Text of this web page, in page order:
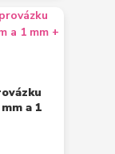
a 1